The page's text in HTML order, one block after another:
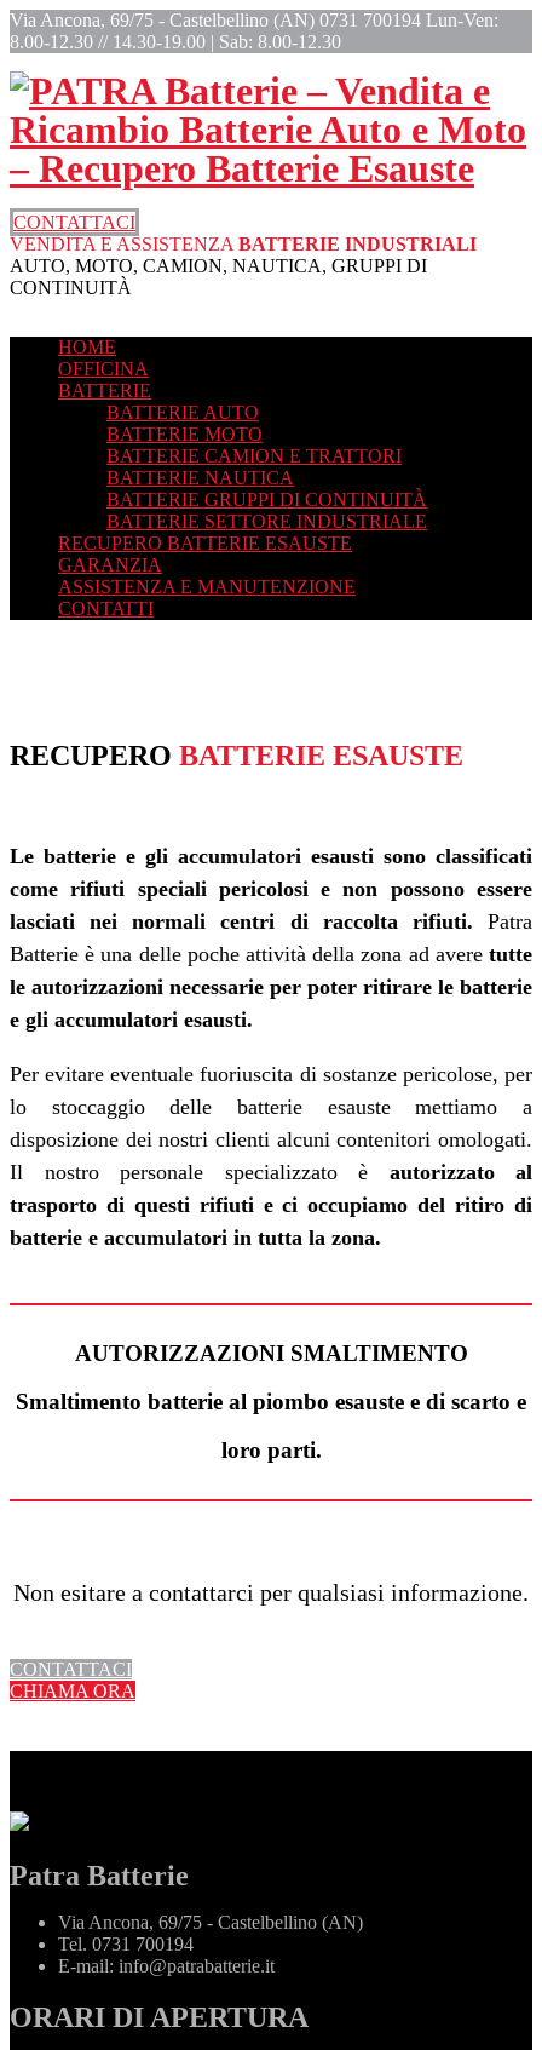
Via Ancona, 69/75 - Castelbellino (AN) 0731 700194 Lun-Ven:
8.00-12.30 // 14.30-19.00 | Sab: 8.00-12.30
CONTATTACI
VENDITA E ASSISTENZA BATTERIE INDUSTRIALI
AUTO, MOTO, CAMION, NAUTICA, GRUPPI DI
CONTINUITÀ
HOME
OFFICINA
BATTERIE
BATTERIE AUTO
BATTERIE MOTO
BATTERIE CAMION E TRATTORI
BATTERIE NAUTICA
BATTERIE GRUPPI DI CONTINUITÀ
BATTERIE SETTORE INDUSTRIALE
RECUPERO BATTERIE ESAUSTE
GARANZIA
ASSISTENZA E MANUTENZIONE
CONTATTI
RECUPERO BATTERIE ESAUSTE
Le batterie e gli accumulatori esausti sono classificati
come rifiuti speciali pericolosi e non possono essere
lasciati nei normali centri di raccolta rifiuti. Patra
Batterie è una delle poche attività della zona ad averetutte
le autorizzazioni necessarie per poter ritirare le batterie
e gli accumulatori esausti.
Per evitare eventuale fuoriuscita di sostanze pericolose, per
lo stoccaggio delle batterie esauste mettiamo a
disposizione dei nostri clienti alcuni contenitori omologati.
Il nostro personale specializzato è autorizzato al
trasporto di questi rifiuti e ci occupiamo del ritiro di
batterie e accumulatori in tutta la zona.
AUTORIZZAZIONI SMALTIMENTO
Smaltimento batterie al piombo esauste e di scarto e
loro parti.
Non esitare a contattarci per qualsiasi informazione.
CONTATTACI
CHIAMA ORA
Patra Batterie
Via Ancona, 69/75 - Castelbellino (AN)
Tel. 0731 700194
E-mail: info@patrabatterie.it
ORARI DI APERTURA